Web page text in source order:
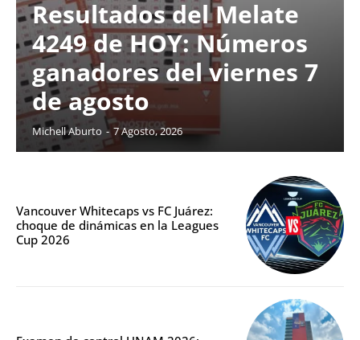
Resultados del Melate
4249 de HOY: Números
ganadores del viernes 7
de agosto
Michell Aburto - 7 Agosto, 2026
Vancouver Whitecaps vs FC Juárez:
choque de dinámicas en la Leagues
Cup 2026